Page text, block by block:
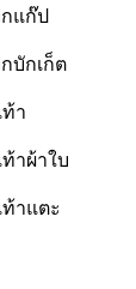
แก๊ป
บักเก็ต
ท้า
ท้าผ้าใบ
ท้าแตะ